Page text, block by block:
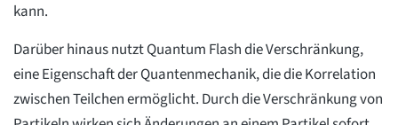
kann.
Darüber hinaus nutzt Quantum Flash die Verschränkung,
eine Eigenschaft der Quantenmechanik, die die Korrelation
zwischen Teilchen ermöglicht. Durch die Verschränkung von